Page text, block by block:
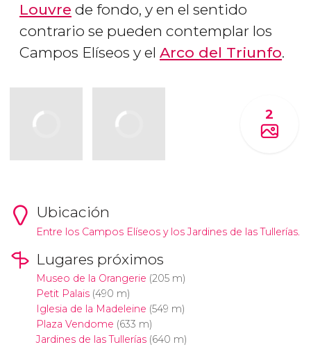
Louvre de fondo, y en el sentido
contrario se pueden contemplar los
Campos Elíseos y el Arco del Triunfo.
2
Ubicación
Entre los Campos Elíseos y los Jardines de las Tullerías.
Lugares próximos
Museo de la Orangerie (205 m)
Petit Palais(490 m)
Iglesia de la Madeleine (549 m)
Plaza Vendome (633 m)
Jardines de las Tullerías(640 m)